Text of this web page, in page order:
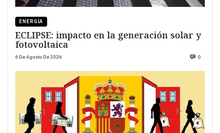
ENERGÍA
ECLIPSE: impacto en la generación solar y
fotovoltaica
6 De Agosto De 2026 0